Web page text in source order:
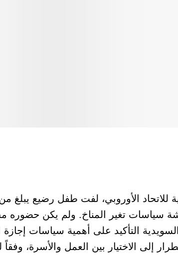
الأوروبي، لفت طفل رضيع يبلغ من
سياسات تغير المناخ. ولم يكن
التأكيد على أهمية سياسات إجازة
إلى الاختيار بين العمل والأسرة، وفقاً